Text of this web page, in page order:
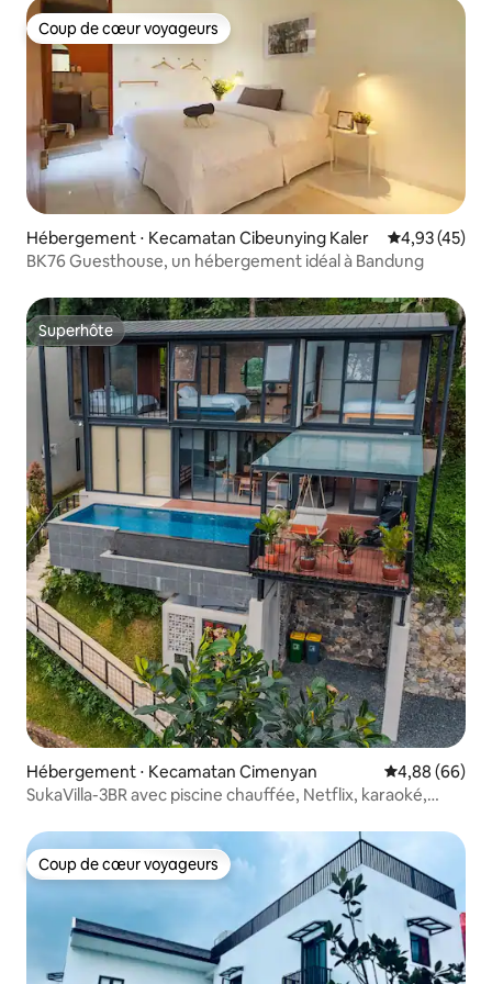
Coup de cœur voyageurs
Coup de cœur voyageurs
Hébergement ⋅ Kecamatan Cibeunying Kaler Évaluation
4,93 (45)
BK76 Guesthouse, un hébergement idéal à Bandung
Superhôte
Superhôte
Hébergement ⋅ Kecamatan Cimenyan Évaluation
4,88 (66)
SukaVilla-3BR avec piscine chauffée, Netflix, karaoké,
Coup de cœur voyageurs
Coup de cœur voyageurs